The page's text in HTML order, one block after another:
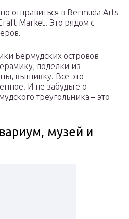
отправиться в Bermuda Arts
Market. Это рядом с
Бермудских островов
поделки из
вышивку. Все это
И не забудьте о
треугольника – это
музей и